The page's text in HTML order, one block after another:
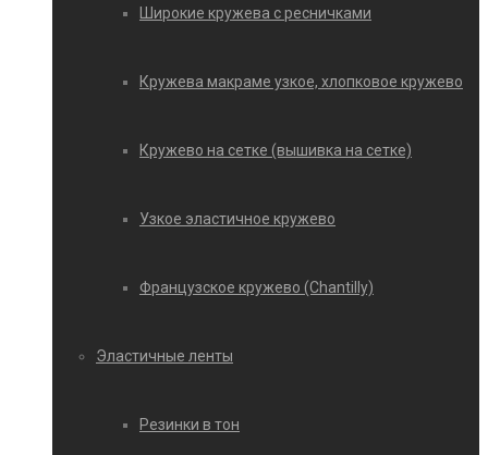
Широкие кружева с ресничками
Кружева макраме узкое, хлопковое кружево
Кружево на сетке (вышивка на сетке)
Узкое эластичное кружево
Французское кружево (Chantilly)
Эластичные ленты
Резинки в тон